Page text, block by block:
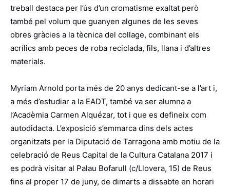
treball destaca per l’ús d’un cromatisme exaltat però
també pel volum que guanyen algunes de les seves
obres gràcies a la tècnica del collage, combinant els
acrílics amb peces de roba reciclada, fils, llana i d’altres
materials.
Myriam Arnold porta més de 20 anys dedicant-se a l’art i,
a més d’estudiar a la EADT, també va ser alumna a
l’Acadèmia Carmen Alquézar, tot i que es defineix com
autodidacta. L’exposició s’emmarca dins dels actes
organitzats per la Diputació de Tarragona amb motiu de la
celebració de Reus Capital de la Cultura Catalana 2017 i
es podrà visitar al Palau Bofarull (c/Llovera, 15) de Reus
fins al proper 17 de juny, de dimarts a dissabte en horari